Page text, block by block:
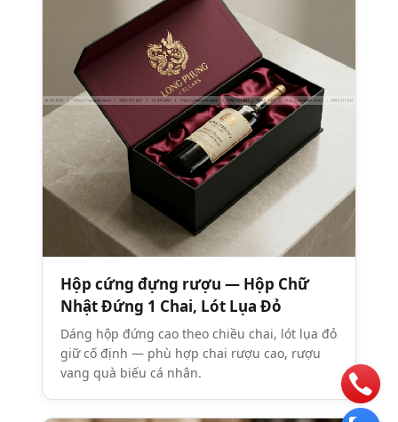
Hộp cứng đựng rượu — Hộp Chữ
Nhật Đứng 1 Chai, Lót Lụa Đỏ
Dáng hộp đứng cao theo chiều chai, lót lụa đỏ
giữ cố định — phù hợp chai rượu cao, rượu
vang quà biếu cá nhân.